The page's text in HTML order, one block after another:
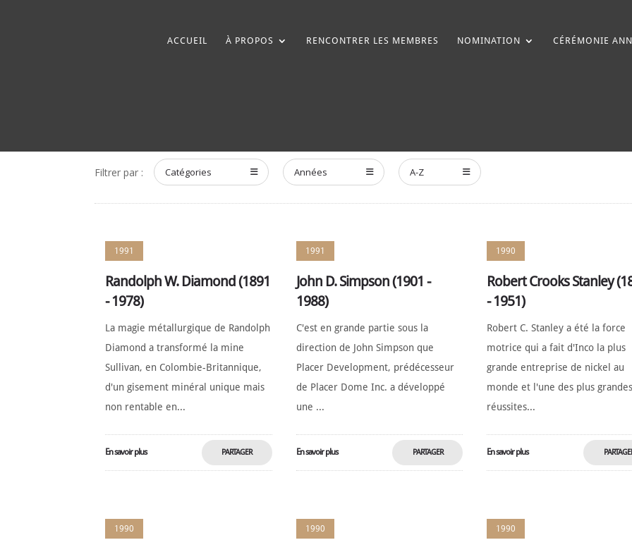
ACCUEIL À PROPOS RENCONTRER LES MEMBRES NOMINATION CÉRÉMONIE
Filtrer par : Catégories Années A-Z
1991
Randolph W. Diamond (1891
- 1978)
La magie métallurgique de Randolph
Diamond a transformé la mine
Sullivan, en Colombie-Britannique,
d'un gisement minéral unique mais
non rentable en...
En savoir plus PARTAGER
1991
John D. Simpson (1901 -
1988)
C'est en grande partie sous la
direction de John Simpson que
Placer Development, prédécesseur
de Placer Dome Inc. a développé
une ...
En savoir plus PARTAGER
1990
Robert Crooks Stanley
- 1951)
Robert C. Stanley a été la force
motrice qui a fait d'Inco la plus
grande entreprise de nickel au
monde et l'une des plus grandes
réussites...
En savoir plus
1990 1990 1990